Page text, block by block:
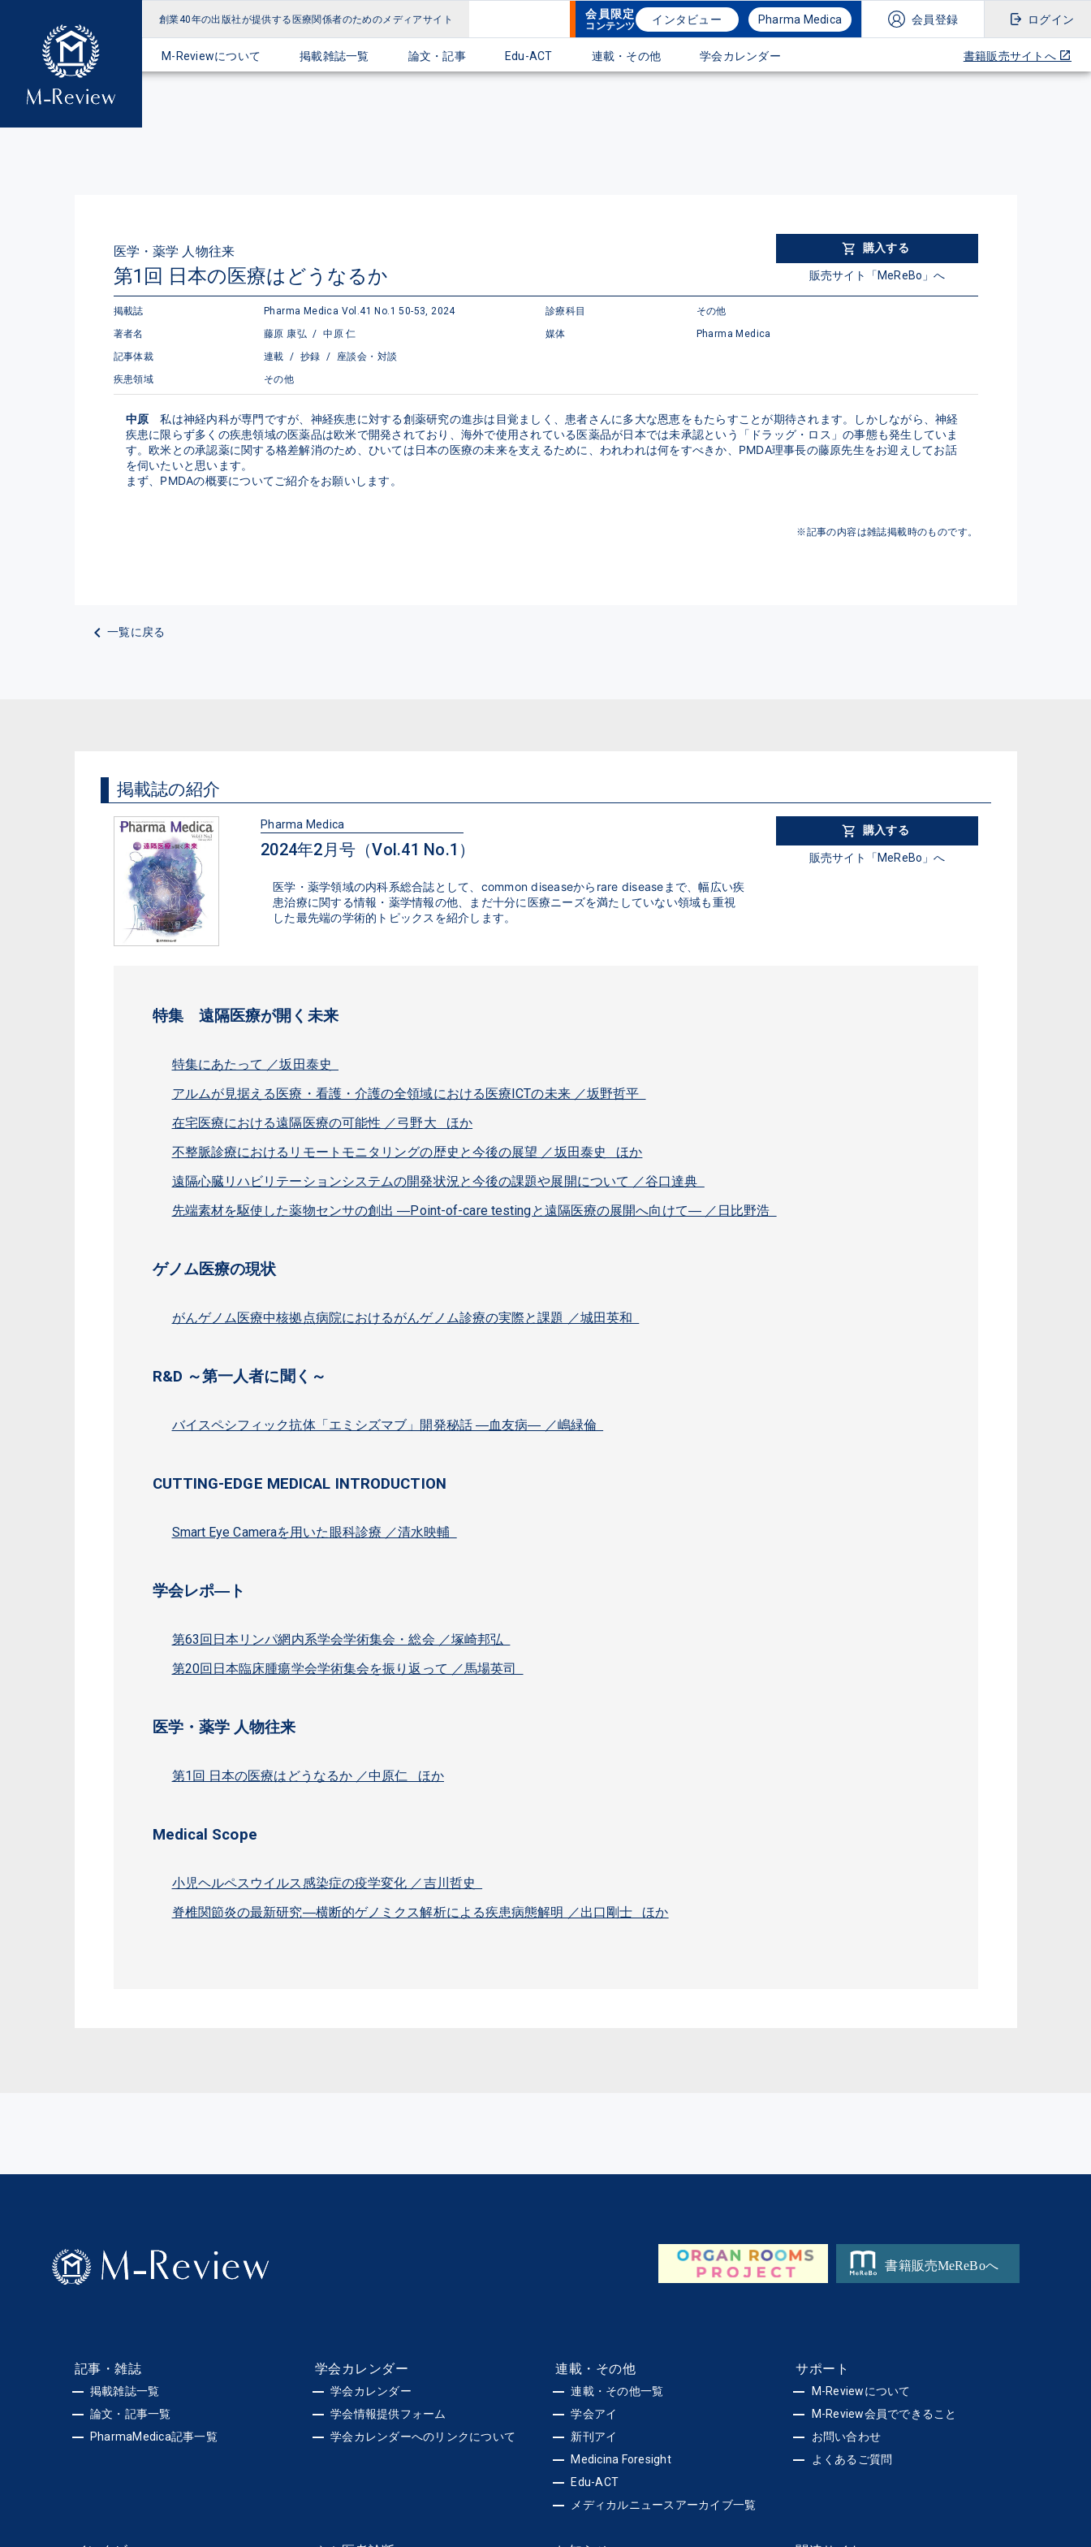
創業40年の出版社が提供する医療関係者のためのメディアサイト 会員限定
コンテンツ インタビュー Pharma Medica 会員登録 ログイン
M-Reviewについて 掲載雑誌一覧 論文・記事 Edu-ACT 連載・その他 学会カレンダー 書籍販売サイトへ
医学・薬学 人物往来
第1回 日本の医療はどうなるか
購入する
販売サイト「MeReBo」へ
掲載誌
Pharma Medica Vol.41 No.1 50-53, 2024
著者名
藤原 康弘 / 中原 仁
記事体裁
連載 / 抄録 /
座談会・対談
疾患領域
その他
診療科目
その他
媒体
Pharma Medica
中原 私は神経内科が専門ですが、神経疾患に対する創薬研究の進歩は目覚ましく、患者さんに多大な恩恵をもたらすことが期待されます。しかしながら、神経
疾患に限らず多くの疾患領域の医薬品は欧米で開発されており、海外で使用されている医薬品が日本では未承認という「ドラッグ・ロス」の事態も発生していま
す。欧米との承認薬に関する格差解消のため、ひいては日本の医療の未来を支えるために、われわれは何をすべきか、PMDA理事長の藤原先生をお迎えしてお話
を伺いたいと思います。
まず、PMDAの概要についてご紹介をお願いします。
※記事の内容は雑誌掲載時のものです。
一覧に戻る
掲載誌の紹介
Pharma Medica
2024年2月号（Vol.41 No.1）
医学・薬学領域の内科系総合誌として、common diseaseからrare diseaseまで、幅広い疾
患治療に関する情報・薬学情報の他、まだ十分に医療ニーズを満たしていない領域も重視
した最先端の学術的トピックスを紹介します。
購入する
販売サイト「MeReBo」へ
特集 遠隔医療が開く未来
特集にあたって ／坂田泰史
アルムが見据える医療・看護・介護の全領域における医療ICTの未来 ／坂野哲平
在宅医療における遠隔医療の可能性 ／弓野大 ほか
不整脈診療におけるリモートモニタリングの歴史と今後の展望 ／坂田泰史 ほか
遠隔心臓リハビリテーションシステムの開発状況と今後の課題や展開について ／谷口達典
先端素材を駆使した薬物センサの創出 ―Point-of-care testingと遠隔医療の展開へ向けて― ／日比野浩
ゲノム医療の現状
がんゲノム医療中核拠点病院におけるがんゲノム診療の実際と課題 ／城田英和
R&D ～第一人者に聞く～
バイスペシフィック抗体「エミシズマブ」開発秘話 ―血友病― ／嶋緑倫
CUTTING-EDGE MEDICAL INTRODUCTION
Smart Eye Cameraを用いた眼科診療 ／清水映輔
学会レポ―ト
第63回日本リンパ網内系学会学術集会・総会 ／塚崎邦弘
第20回日本臨床腫瘍学会学術集会を振り返って ／馬場英司
医学・薬学 人物往来
第1回 日本の医療はどうなるか ／中原仁 ほか
Medical Scope
小児ヘルペスウイルス感染症の疫学変化 ／吉川哲史
脊椎関節炎の最新研究―横断的ゲノミクス解析による疾患病態解明 ／出口剛士 ほか
記事・雑誌
掲載雑誌一覧
論文・記事一覧
PharmaMedica記事一覧
学会カレンダー
学会カレンダー
学会情報提供フォーム
学会カレンダーへのリンクについて
連載・その他
連載・その他一覧
学会アイ
新刊アイ
Medicina Foresight
Edu-ACT
メディカルニュースアーカイブ一覧
サポート
M-Reviewについて
M-Review会員でできること
お問い合わせ
よくあるご質問